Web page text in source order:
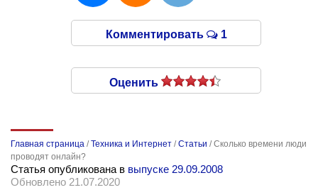
Комментировать 1
Оценить
Главная страница /Техника и Интернет /Статьи /Сколько времени люди
проводят онлайн?
Статья опубликована в выпуске 29.09.2008
Обновлено 21.07.2020